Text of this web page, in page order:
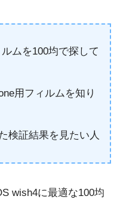
ムを100均で探して
用フィルムを知り
検証結果を見たい人
wish4に最適な100均